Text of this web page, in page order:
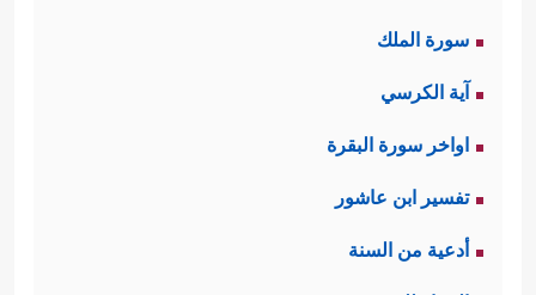
سورة الملك
آية الكرسي
اواخر سورة البقرة
تفسير ابن عاشور
أدعية من السنة